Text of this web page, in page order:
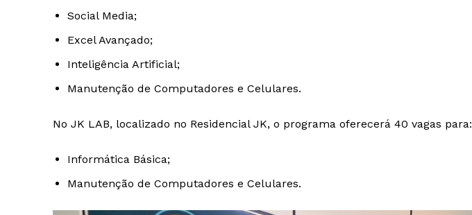
Social Media;
Excel Avançado;
Inteligência Artificial;
Manutenção de Computadores e Celulares.
No JK LAB, localizado no Residencial JK, o programa oferecerá 40 vagas para:
Informática Básica;
Manutenção de Computadores e Celulares.